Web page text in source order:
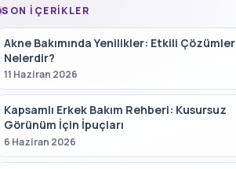
SON İÇERIKLER
Akne Bakımında Yenilikler: Etkili Çözümler
Nelerdir?
11 Haziran 2026
Kapsamlı Erkek Bakım Rehberi: Kusursuz
Görünüm İçin İpuçları
6 Haziran 2026